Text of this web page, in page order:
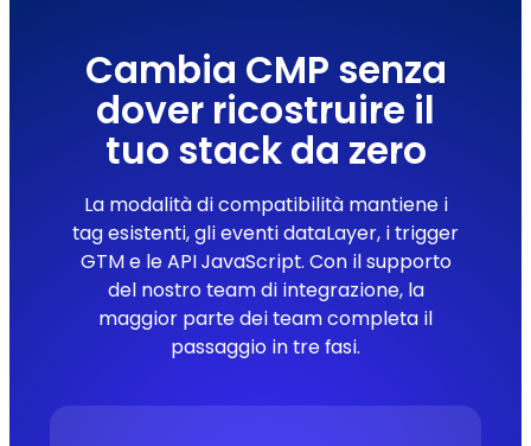
Cambia CMP senza
dover ricostruire il
tuo stack da zero
La modalità di compatibilità mantiene i
tag esistenti, gli eventi dataLayer, i trigger
GTM e le API JavaScript. Con il supporto
del nostro team di integrazione, la
maggior parte dei team completa il
passaggio in tre fasi.